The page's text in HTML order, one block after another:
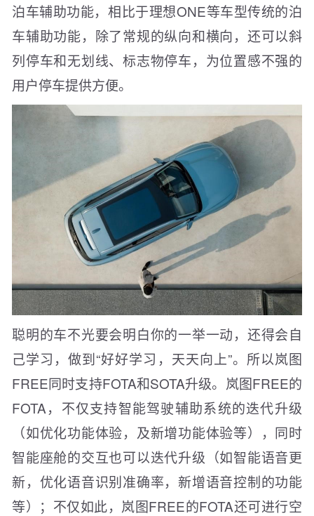
泊车辅助功能，相比于理想ONE等车型传统的泊
车辅助功能，除了常规的纵向和横向，还可以斜
列停车和无划线、标志物停车，为位置感不强的
用户停车提供方便。
聪明的车不光要会明白你的一举一动，还得会自
己学习，做到“好好学习，天天向上”。所以岚图
FREE同时支持FOTA和SOTA升级。岚图FREE的
FOTA，不仅支持智能驾驶辅助系统的迭代升级
（如优化功能体验，及新增功能体验等），同时
智能座舱的交互也可以迭代升级（如智能语音更
新，优化语音识别准确率，新增语音控制的功能
等）；不仅如此，岚图FREE的FOTA还可进行空